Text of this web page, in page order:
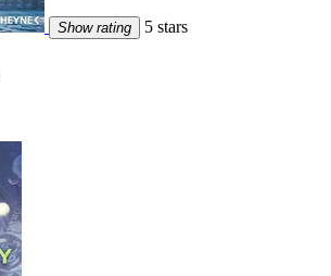
Show rating 5 stars